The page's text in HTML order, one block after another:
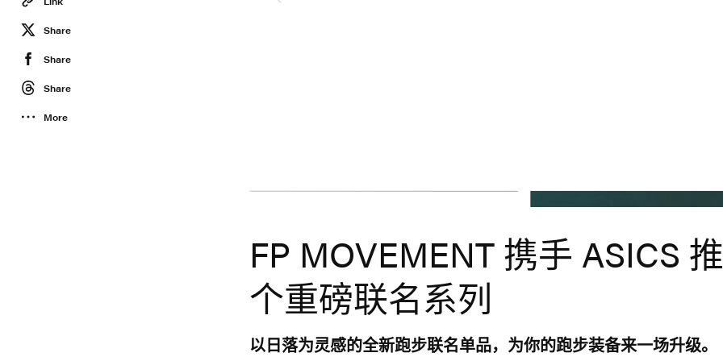
Share
Share
Share
More
FP MOVEMENT 携手 ASICS
个重磅联名系列
以日落为灵感的全新跑步联名单品，为你的跑步装备来一场升级。